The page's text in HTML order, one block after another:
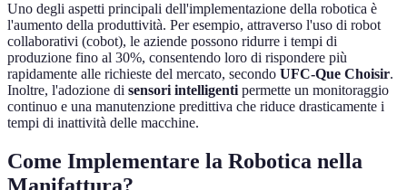
Uno degli aspetti principali dell'implementazione della robotica è
l'aumento della produttività. Per esempio, attraverso l'uso di robot
collaborativi (cobot), le aziende possono ridurre i tempi di
produzione fino al 30%, consentendo loro di rispondere più
rapidamente alle richieste del mercato, secondo UFC-Que Choisir.
Inoltre, l'adozione di sensori intelligenti permette un monitoraggio
continuo e una manutenzione predittiva che riduce drasticamente i
tempi di inattività delle macchine.
Come Implementare la Robotica nella